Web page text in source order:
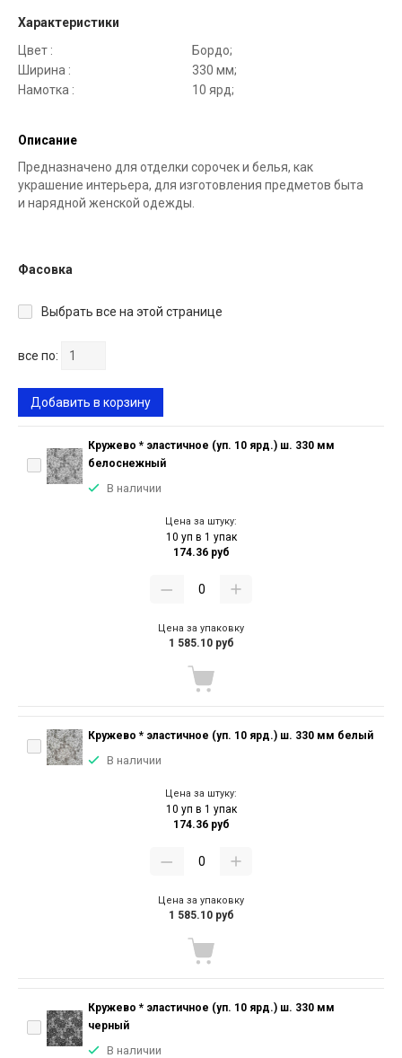
Характеристики
Цвет :
Бордо;
Ширина :
330 мм;
Намотка :
10 ярд;
Описание
Предназначено для отделки сорочек и белья, как
украшение интерьера, для изготовления предметов быта
и нарядной женской одежды.
Фасовка
Выбрать все на этой странице
все по:
Добавить в корзину
Кружево * эластичное (уп. 10 ярд.) ш. 330 мм
белоснежный
В наличии
Цена за штуку:
10 уп в 1 упак
174.36 руб
Цена за упаковку
1 585.10 руб
Кружево * эластичное (уп. 10 ярд.) ш. 330 мм белый
В наличии
Цена за штуку:
10 уп в 1 упак
174.36 руб
Цена за упаковку
1 585.10 руб
Кружево * эластичное (уп. 10 ярд.) ш. 330 мм
черный
В наличии